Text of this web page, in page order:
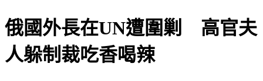
俄國外長在UN遭圍剿 高官夫
人躲制裁吃香喝辣